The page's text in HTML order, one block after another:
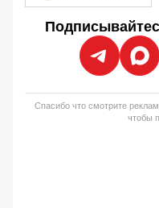
Спасибо что смотрите
чтобы